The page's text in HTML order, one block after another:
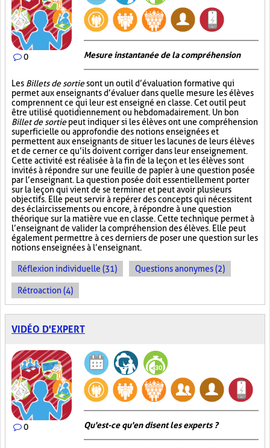
0 Mesure instantanée de la compréhension
Les Billets de sortiesont un outil d’évaluation formative qui
permet aux enseignants d’évaluer dans quelle mesure les élèves
comprennent ce qui leur est enseigné en classe. Cet outil peut
être utilisé quotidiennement ou hebdomadairement. Un bon
Billet de sortiepeut indiquer si les élèves ont une compréhension
superficielle ou approfondie des notions enseignées et
permettent aux enseignants de situer les lacunes de leurs élèves
et de cerner ce qu’ils doivent corriger dans leur enseignement.
Cette activité est réalisée à la fin de la leçon et les élèves sont
invités à répondre sur une feuille de papier à une question posée
par l’enseignant. La question posée doit essentiellement porter
sur la leçon qui vient de se terminer et peut avoir plusieurs
objectifs. Elle peut servir à repérer des concepts qui nécessitent
des éclaircissements ou encore, à répondre à une question
théorique sur la matière vue en classe. Cette technique permet à
l’enseignant de valider la compréhension des élèves. Elle peut
également permettre à ces derniers de poser une question sur les
notions enseignées à l’enseignant.
Réflexion individuelle (31) Questions anonymes (2)
Rétroaction (4)
VIDÉO D'EXPERT
0 Qu'est-ce qu'en disent les experts ?